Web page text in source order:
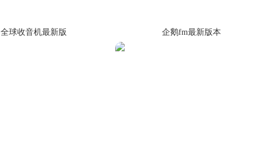
全球收音机最新版 企鹅fm最新版本